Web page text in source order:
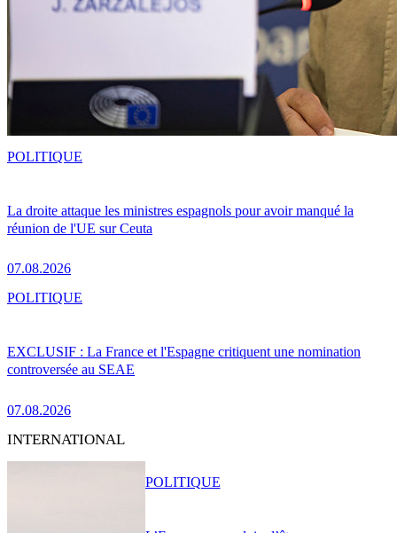
La droite attaque les ministres espagnols pour avoir manqué la
réunion de l'UE sur Ceuta
07.08.2026
POLITIQUE
EXCLUSIF : La France et l'Espagne critiquent une nomination
controversée au SEAE
07.08.2026
POLITIQUE
INTERNATIONAL
POLITIQUE